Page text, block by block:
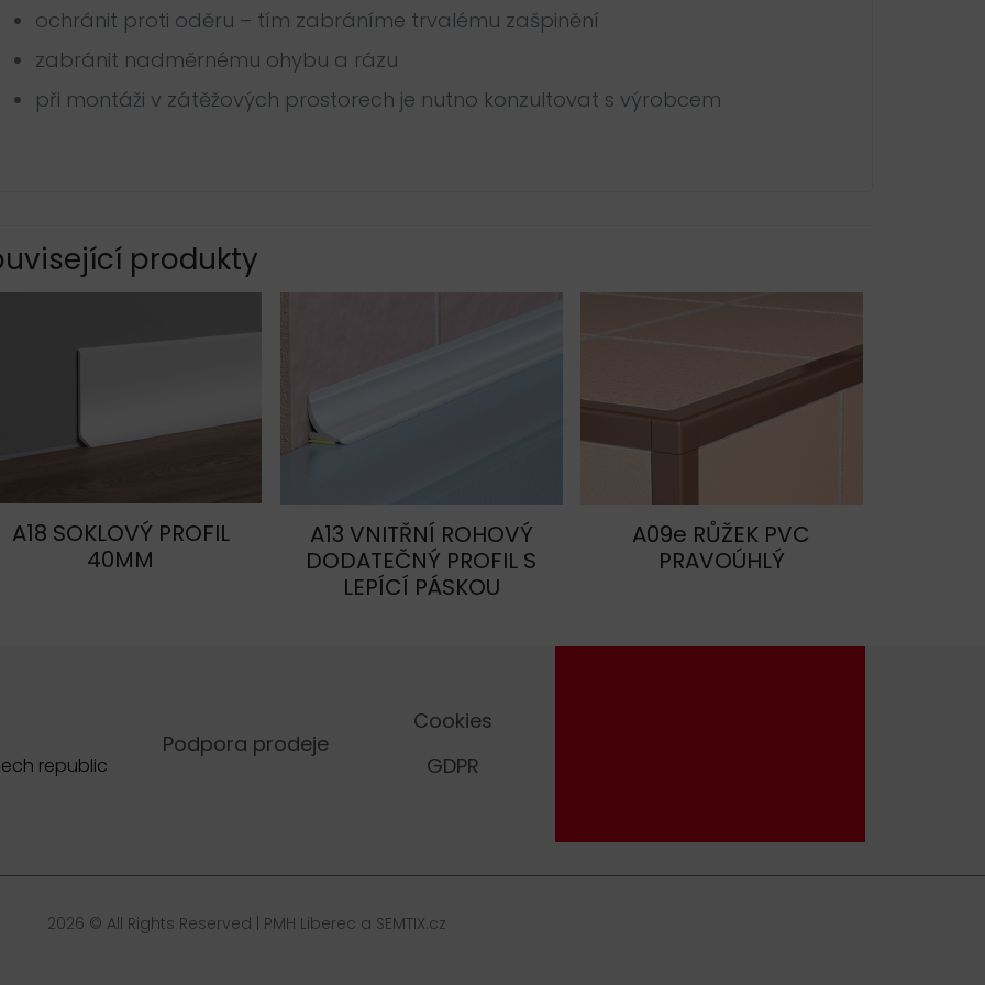
ochránit proti oděru – tím zabráníme trvalému zašpinění
zabránit nadměrnému ohybu a rázu
při montáži v zátěžových prostorech je nutno konzultovat s výrobcem
produkty
A18 SOKLOVÝ PROFIL
40MM
A13 VNITŘNÍ ROHOVÝ
DODATEČNÝ PROFIL S
LEPÍCÍ PÁSKOU
A09e RŮŽEK PVC
PRAVOÚHLÝ
republic
Podpora prodeje
Cookies
GDPR
2026 © All Rights Reserved | PMH Liberec a SEMTIX.cz